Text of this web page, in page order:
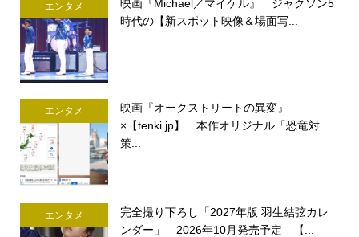
エンタメ
映画『Michael／マイケル』 ジャクソン5
時代の【新スポット映像＆場面写...
エンタメ
映画『オークストリートの異変』
×【tenki.jp】 本作オリジナル「恐竜対
策...
エンタメ
完全撮り下ろし「2027年版 羽生結弦カレ
ンダー」 2026年10月発売予定 【...